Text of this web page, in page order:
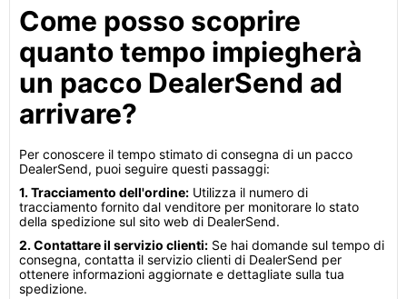
Come posso scoprire
quanto tempo impiegherà
un pacco DealerSend ad
arrivare?
Per conoscere il tempo stimato di consegna di un pacco
DealerSend, puoi seguire questi passaggi:
1. Tracciamento dell'ordine: Utilizza il numero di
tracciamento fornito dal venditore per monitorare lo stato
della spedizione sul sito web di DealerSend.
2. Contattare il servizio clienti: Se hai domande sul tempo di
consegna, contatta il servizio clienti di DealerSend per
ottenere informazioni aggiornate e dettagliate sulla tua
spedizione.